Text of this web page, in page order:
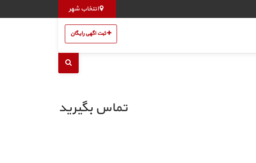
انتخاب شهر
ثبت اگهی رایگان
تماس بگیرید